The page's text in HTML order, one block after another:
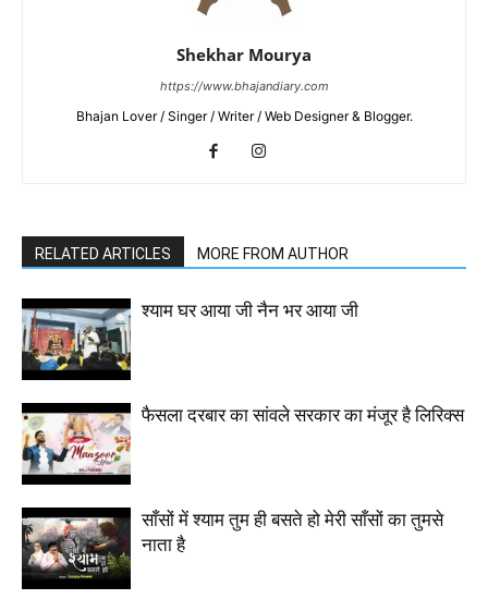
Shekhar Mourya
https://www.bhajandiary.com
Bhajan Lover / Singer / Writer / Web Designer & Blogger.
RELATED ARTICLES MORE FROM AUTHOR
श्याम घर आया जी नैन भर आया जी
फैसला दरबार का सांवले सरकार का मंजूर है लिरिक्स
साँसों में श्याम तुम ही बसते हो मेरी साँसों का तुमसे
नाता है